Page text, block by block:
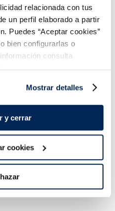
relacionada con tus
un perfil elaborado a partir
Puedes “Aceptar cookies”
bien configurarlas o
consulta
Mostrar detalles
y cerrar
cookies
Filetes de lubina
5,99 € Pack 180 g